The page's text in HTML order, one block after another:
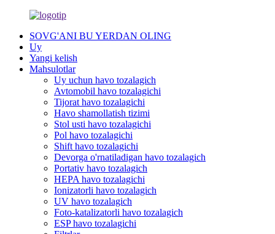
SOVG'ANI BU YERDAN OLING
Uy
Yangi kelish
Mahsulotlar
Uy uchun havo tozalagich
Avtomobil havo tozalagichi
Tijorat havo tozalagichi
Havo shamollatish tizimi
Stol usti havo tozalagichi
Pol havo tozalagichi
Shift havo tozalagichi
Devorga o'rnatiladigan havo tozalagich
Portativ havo tozalagich
HEPA havo tozalagichi
Ionizatorli havo tozalagich
UV havo tozalagich
Foto-katalizatorli havo tozalagich
ESP havo tozalagichi